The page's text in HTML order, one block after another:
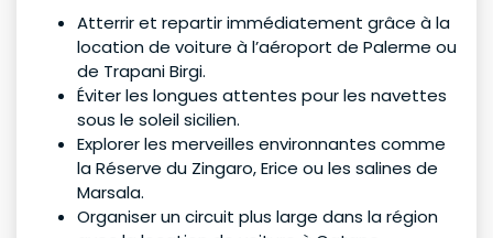
Atterrir et repartir immédiatement grâce à la
location de voiture à l’aéroport de Palerme ou
de Trapani Birgi.
Éviter les longues attentes pour les navettes
sous le soleil sicilien.
Explorer les merveilles environnantes comme
la Réserve du Zingaro, Erice ou les salines de
Marsala.
Organiser un circuit plus large dans la région